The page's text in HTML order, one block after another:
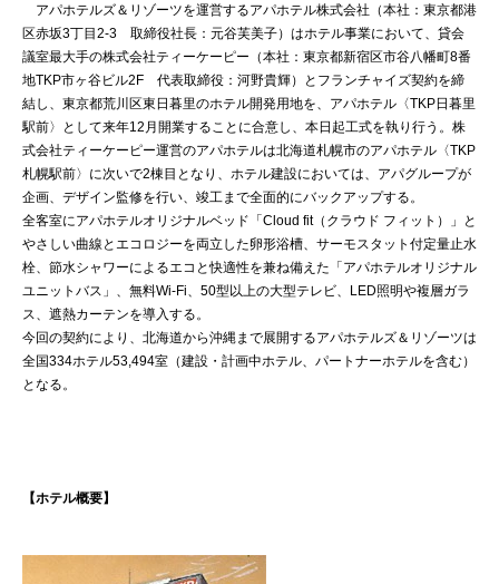
アパホテルズ＆リゾーツを運営するアパホテル株式会社（本社：東京都港
区赤坂3丁目2-3 取締役社長：元谷芙美子）はホテル事業において、貸会
議室最大手の株式会社ティーケーピー（本社：東京都新宿区市谷八幡町8番
地TKP市ヶ谷ビル2F 代表取締役：河野貴輝）とフランチャイズ契約を締
結し、東京都荒川区東日暮里のホテル開発用地を、アパホテル〈TKP日暮里
駅前〉として来年12月開業することに合意し、本日起工式を執り行う。株
式会社ティーケーピー運営のアパホテルは北海道札幌市のアパホテル〈TKP
札幌駅前〉に次いで2棟目となり、ホテル建設においては、アパグループが
企画、デザイン監修を行い、竣工まで全面的にバックアップする。
全客室にアパホテルオリジナルベッド「Cloud fit（クラウド フィット）」と
やさしい曲線とエコロジーを両立した卵形浴槽、サーモスタット付定量止水
栓、節水シャワーによるエコと快適性を兼ね備えた「アパホテルオリジナル
ユニットバス」、無料Wi-Fi、50型以上の大型テレビ、LED照明や複層ガラ
ス、遮熱カーテンを導入する。
今回の契約により、北海道から沖縄まで展開するアパホテルズ＆リゾーツは
全国334ホテル53,494室（建設・計画中ホテル、パートナーホテルを含む）
となる。
【ホテル概要】